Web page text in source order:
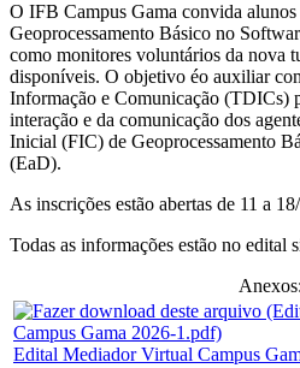
O IFB Campus Gama convida alunos
Geoprocessamento Básico no
como monitores voluntários da nova
disponíveis. O objetivo éo auxiliar
Informação e Comunicação (TDICs)
interação e da comunicação dos
Inicial (FIC) de Geoprocessamento
(EaD).
As inscrições estão abertas de 11 a
Todas as informações estão no edital
Anexos:
Edital Mediador Virtual Campus